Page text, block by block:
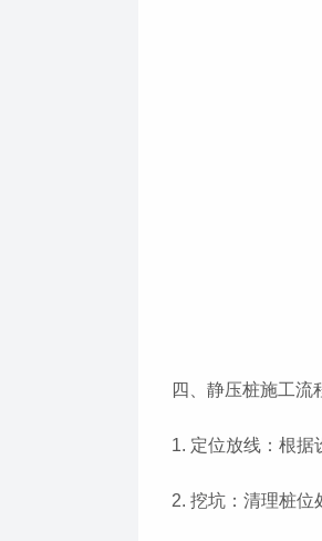
四、静压桩施工流
1. 定位放线：根据
2. 挖坑：清理桩位